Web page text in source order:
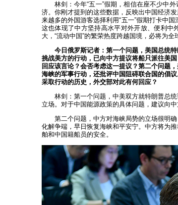
林剑：今年“五一”假期，相信在座不少中
济。你刚才提到的这些数据，反映出中国经济
来越多的外国游客选择利用“五一”假期打卡中国
这也体现了中方坚持高水平对外开放、便利中
大，“流动中国”的繁荣热度跨越国境，必将为全
今日俄罗斯记者：第一个问题，美国总统
挑战美方的行动，已向中方提议将船只派往美
回应该言论？会否考虑这一提议？第二个问题
海峡的军事行动，还批评中国阻碍联合国的倡
采取行动的历史，外交部对此有何回应？
林剑：第一个问题，中美双方就特朗普总
立场。对于中国能源政策的具体问题，建议向中
第二个问题，中方对海峡局势的立场很明
化解争端，早日恢复海峡和平安宁。中方将为
舶和中国籍船员的安全。